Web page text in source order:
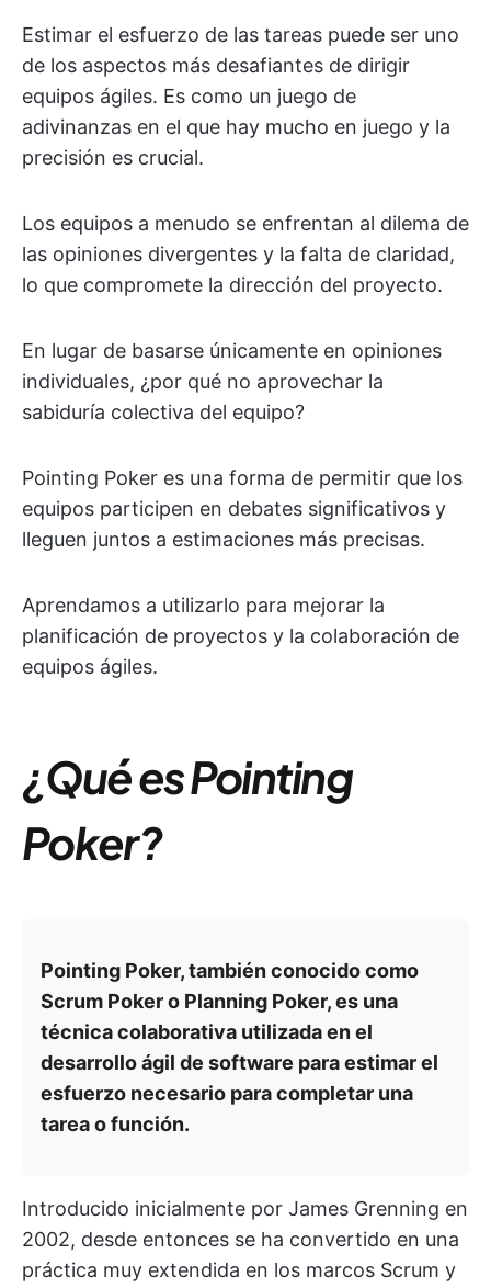
Estimar el esfuerzo de las tareas puede ser uno
de los aspectos más desafiantes de dirigir
equipos ágiles. Es como un juego de
adivinanzas en el que hay mucho en juego y la
precisión es crucial.
Los equipos a menudo se enfrentan al dilema de
las opiniones divergentes y la falta de claridad,
lo que compromete la dirección del proyecto.
En lugar de basarse únicamente en opiniones
individuales, ¿por qué no aprovechar la
sabiduría colectiva del equipo?
Pointing Poker es una forma de permitir que los
equipos participen en debates significativos y
lleguen juntos a estimaciones más precisas.
Aprendamos a utilizarlo para mejorar la
planificación de proyectos y la colaboración de
equipos ágiles.
¿Qué es Pointing
Poker?
Pointing Poker, también conocido como
Scrum Poker o Planning Poker, es una
técnica colaborativa utilizada en el
desarrollo ágil de software para estimar el
esfuerzo necesario para completar una
tarea o función.
Introducido inicialmente por James Grenning en
2002, desde entonces se ha convertido en una
práctica muy extendida en los marcos Scrum y